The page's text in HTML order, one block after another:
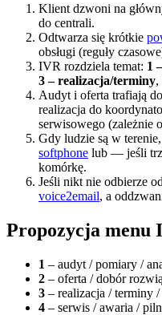
Klient dzwoni na
do centrali.
Odtwarza się krótkie
obsługi (reguły
IVR rozdziela temat: 1
3 – realizacja/terminy,
Audyt i oferta trafiają
realizacja do
serwisowego (zależnie
Gdy ludzie są w
softphone lub — jeśli
komórkę.
Jeśli nikt nie odbierze
voice2email, a
Propozycja menu
1 – audyt / pomiary /
2 – oferta / dobór
3 – realizacja / terminy
4 – serwis / awaria /